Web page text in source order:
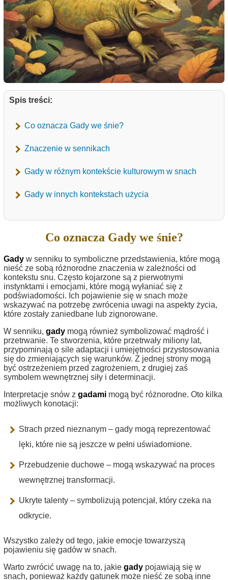
Spis treści:
Co oznacza Gady we śnie?
Znaczenie w sennikach
Gady w różnym kontekście kulturowym w snach
Gady w innych kontekstach użycia
Co oznacza Gady we śnie?
Gady w senniku to symboliczne przedstawienia, które mogą
nieść ze sobą różnorodne znaczenia w zależności od
kontekstu snu. Często kojarzone są z pierwotnymi
instynktami i emocjami, które mogą wyłaniać się z
podświadomości. Ich pojawienie się w snach może
wskazywać na potrzebę zwrócenia uwagi na aspekty życia,
które zostały zaniedbane lub zignorowane.
W senniku, gady mogą również symbolizować mądrość i
przetrwanie. Te stworzenia, które przetrwały miliony lat,
przypominają o sile adaptacji i umiejętności przystosowania
się do zmieniających się warunków. Z jednej strony mogą
być ostrzeżeniem przed zagrożeniem, z drugiej zaś
symbolem wewnętrznej siły i determinacji.
Interpretacje snów z gadami mogą być różnorodne. Oto kilka
możliwych konotacji:
Strach przed nieznanym – gady mogą reprezentować
lęki, które nie są jeszcze w pełni uświadomione.
Przebudzenie duchowe – mogą wskazywać na proces
wewnętrznej transformacji.
Ukryte talenty – symbolizują potencjał, który czeka na
odkrycie.
Wszystko zależy od tego, jakie emocje towarzyszą
pojawieniu się gadów w snach.
Warto zwrócić uwagę na to, jakie gady pojawiają się w
snach, ponieważ każdy gatunek może nieść ze sobą inne